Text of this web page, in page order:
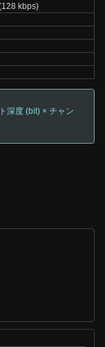
kbps)
深度 (bit) × チャン